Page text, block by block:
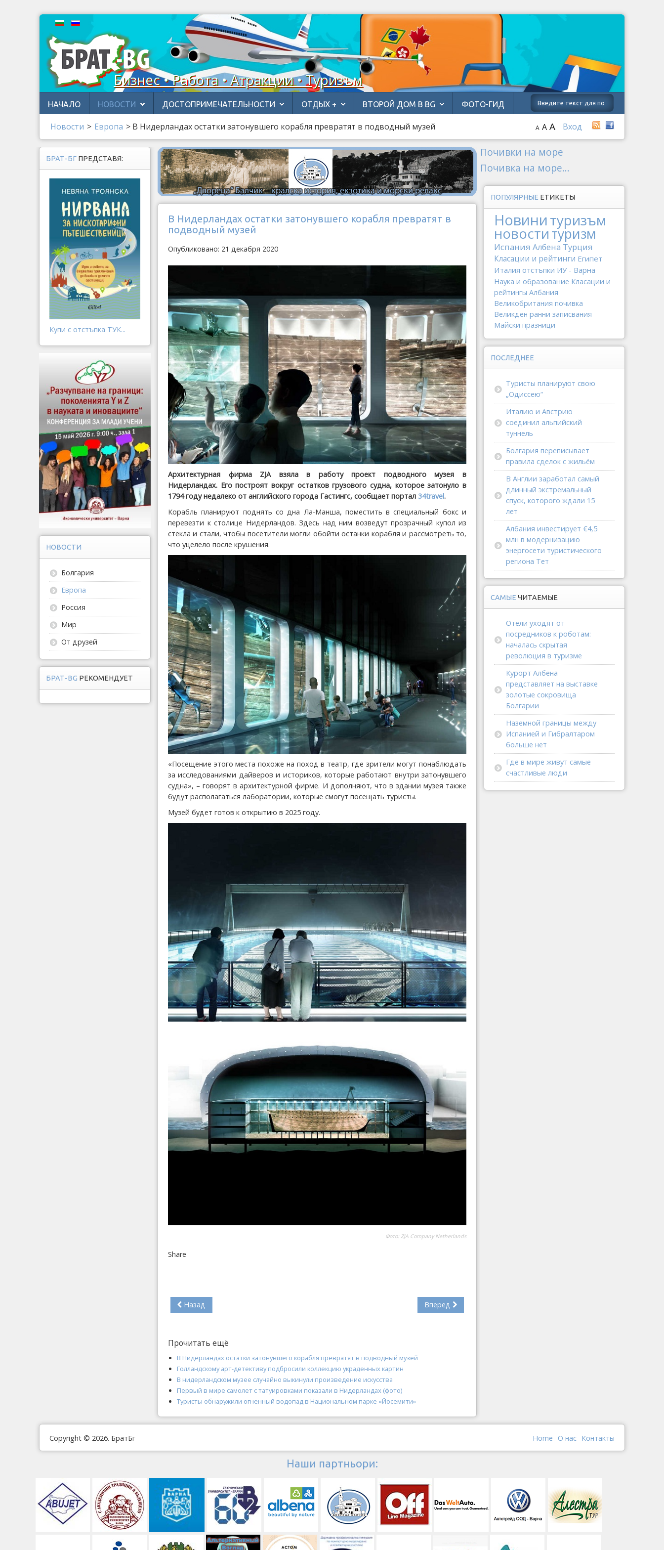
Бизнес • Работа • Атракции • Туризъм
НАЧАЛО НОВОСТИ ДОСТОПРИМЕЧАТЕЛЬНОСТИ ОТДЫХ + ВТОРОЙ ДОМ В BG ФОТО-ГИД
Новости > Европа > В Нидерландах остатки затонувшего корабля превратят в подводный музей Вход
A A A
В Нидерландах остатки затонувшего корабля превратят в
подводный музей
Опубликовано: 21 декабря 2020
Архитектурная фирма ZJA взяла в работу проект подводного музея в
Нидерландах. Его построят вокруг остатков грузового судна, которое затонуло в
1794 году недалеко от английского города Гастингс, сообщает портал 34travel.
Корабль планируют поднять со дна Ла-Манша, поместить в специальный бокс и
перевезти к столице Нидерландов. Здесь над ним возведут прозрачный купол из
стекла и стали, чтобы посетители могли обойти останки корабля и рассмотреть то,
что уцелело после крушения.
«Посещение этого места похоже на поход в театр, где зрители могут понаблюдать
за исследованиями дайверов и историков, которые работают внутри затонувшего
судна», – говорят в архитектурной фирме. И дополняют, что в здании музея также
будут располагаться лаборатории, которые смогут посещать туристы.
Музей будет готов к открытию в 2025 году.
Фото: ZJA Company Netherlands
Share
Назад Вперед
Прочитать ещё
В Нидерландах остатки затонувшего корабля превратят в подводный музей
Голландскому арт-детективу подбросили коллекцию украденных картин
В нидерландском музее случайно выкинули произведение искусства
Первый в мире самолет с татуировками показали в Нидерландах (фото)
Туристы обнаружили огненный водопад в Национальном парке «Йосемити»
БРАТ-БГ ПРЕДСТАВЯ:
Купи с отстъпка ТУК...
НОВОСТИ
Болгария
Европа
Россия
Мир
От друзей
БРАТ-BG РЕКОМЕНДУЕТ
Почивки на море
Почивка на море...
ПОПУЛЯРНЫЕ ЕТИКЕТЫ
Новинитуризъм
новоституризм
Испания Албена Турция
Класации и рейтинги Египет
Италия отстъпки ИУ - Варна
Наука и образование Класации и
рейтингы Албания
Великобритания почивка
Великден ранни записвания
Майски празници
ПОСЛЕДНЕЕ
Туристы планируют свою
„Одиссею“
Италию и Австрию
соединил альпийский
туннель
Болгария переписывает
правила сделок с жильём
В Англии заработал самый
длинный экстремальный
спуск, которого ждали 15
лет
Албания инвестирует €4,5
млн в модернизацию
энергосети туристического
региона Тет
САМЫЕ ЧИТАЕМЫЕ
Отели уходят от
посредников к роботам:
началась скрытая
революция в туризме
Курорт Албена
представляет на выставке
золотые сокровища
Болгарии
Наземной границы между
Испанией и Гибралтаром
больше нет
Где в мире живут самые
счастливые люди
Copyright © 2026. БратБг Контакты
О наc
Home
Наши партньори: